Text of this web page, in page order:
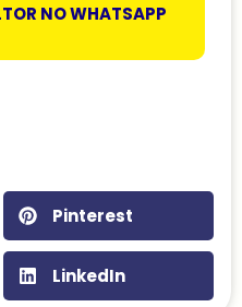
NO WHATSAPP
Pinterest
LinkedIn